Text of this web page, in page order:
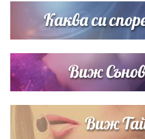
Каква си
Виж
Виж